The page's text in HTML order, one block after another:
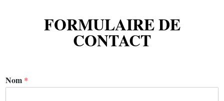
FORMULAIRE DE
CONTACT
Nom *